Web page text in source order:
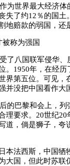
世界最大经济体
失了约12％的国
地赔款的弱国，
称为强国
八国联军侵华、
。1950年，在经
界第五位。可见
并没把中国看作大
巴黎和会上，列
理要求。20世纪
道，倘是狮子，
法西斯，中国牺
大国，但此时苏